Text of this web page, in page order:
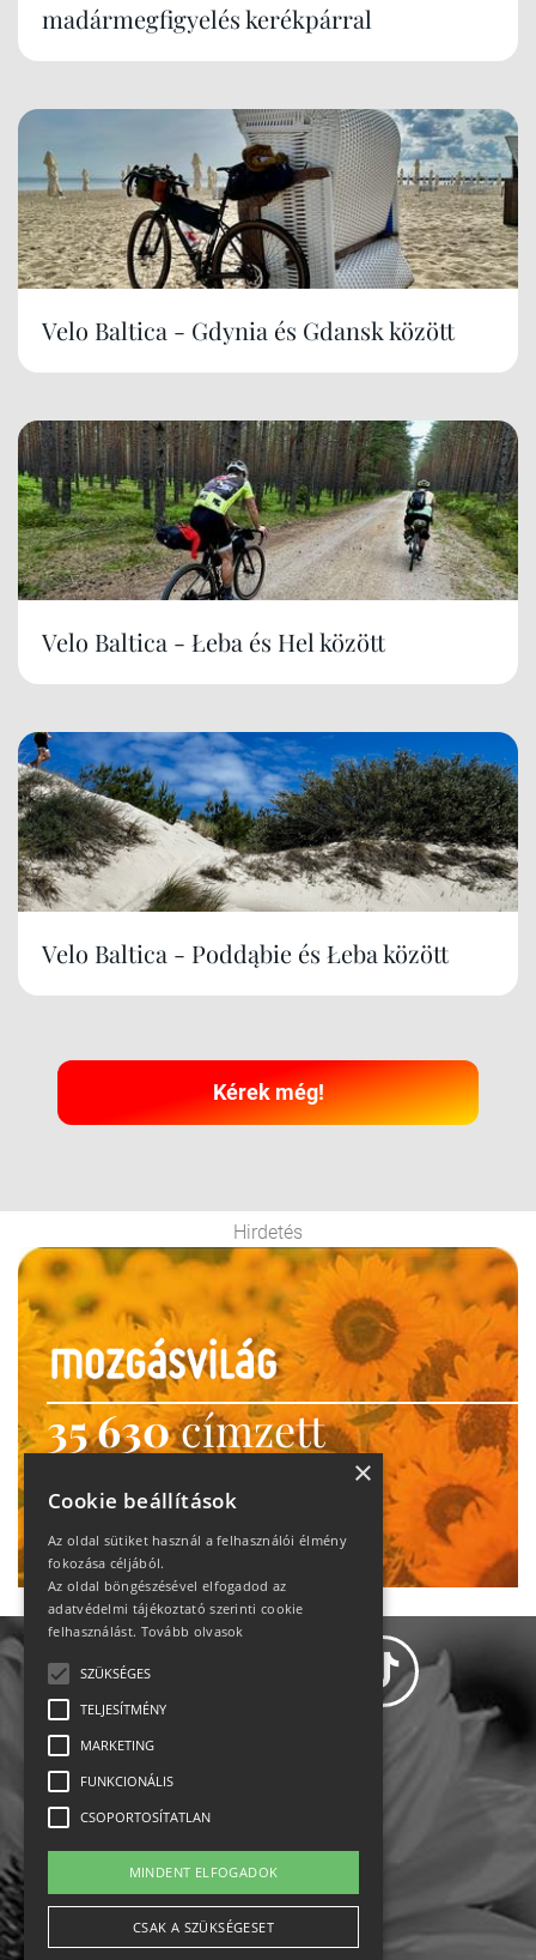
madármegfigyelés kerékpárral
Velo Baltica - Gdynia és Gdansk között
Velo Baltica - Łeba és Hel között
Velo Baltica - Poddąbie és Łeba között
Kérek még!
Hirdetés
35 630címzett
heti motiváció
Ne maradj le!
Állásajánlatok
Impresszum-kapcsolat
Jogi nyilatkozat
×
Cookie beállítások
Az oldal sütiket használ a felhasználói élmény
fokozása céljából.
Az oldal böngészésével elfogadod az
adatvédelmi tájékoztató szerinti cookie
felhasználást. Tovább olvasok
SZÜKSÉGES
TELJESÍTMÉNY
MARKETING
FUNKCIONÁLIS
CSOPORTOSÍTATLAN
MINDENT ELFOGADOK
CSAK A SZÜKSÉGESET